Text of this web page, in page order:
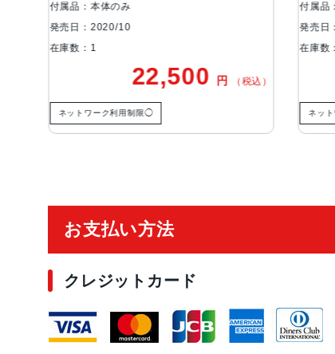
付属品：本体のみ
発売日：2020/10
在庫数：1
18,000円
ネットワーク利用制限◯
お支払い方法
クレジットカード